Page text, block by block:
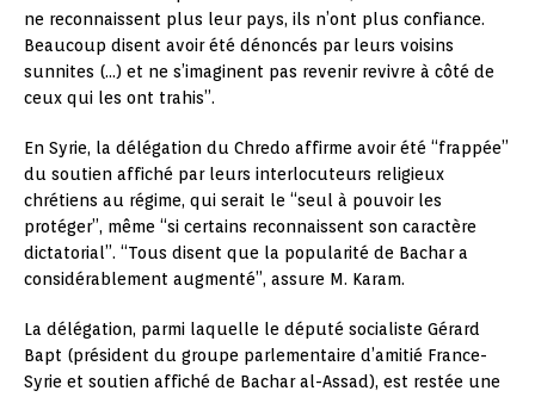
ne reconnaissent plus leur pays, ils n’ont plus confiance.
Beaucoup disent avoir été dénoncés par leurs voisins
sunnites (…) et ne s’imaginent pas revenir revivre à côté de
ceux qui les ont trahis”.
En Syrie, la délégation du Chredo affirme avoir été “frappée”
du soutien affiché par leurs interlocuteurs religieux
chrétiens au régime, qui serait le “seul à pouvoir les
protéger”, même “si certains reconnaissent son caractère
dictatorial”. “Tous disent que la popularité de Bachar a
considérablement augmenté”, assure M. Karam.
La délégation, parmi laquelle le député socialiste Gérard
Bapt (président du groupe parlementaire d’amitié France-
Syrie et soutien affiché de Bachar al-Assad), est restée une